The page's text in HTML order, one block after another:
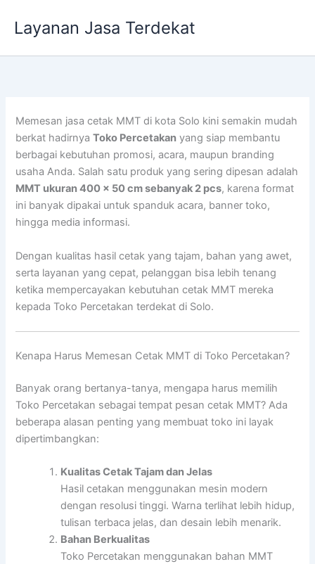
Layanan Jasa Terdekat
Memesan jasa cetak MMT di kota Solo kini semakin mudah
berkat hadirnyaToko Percetakan yang siap membantu
berbagai kebutuhan promosi, acara, maupun branding
usaha Anda. Salah satu produk yang sering dipesan adalah
MMT ukuran 400 x 50 cm sebanyak 2 pcs, karena format
ini banyak dipakai untuk spanduk acara, banner toko,
hingga media informasi.
Dengan kualitas hasil cetak yang tajam, bahan yang awet,
serta layanan yang cepat, pelanggan bisa lebih tenang
ketika mempercayakan kebutuhan cetak MMT mereka
kepada Toko Percetakan terdekat di Solo.
Kenapa Harus Memesan Cetak MMT di Toko Percetakan?
Banyak orang bertanya-tanya, mengapa harus memilih
Toko Percetakan sebagai tempat pesan cetak MMT? Ada
beberapa alasan penting yang membuat toko ini layak
dipertimbangkan:
Kualitas Cetak Tajam dan Jelas
Hasil cetakan menggunakan mesin modern
dengan resolusi tinggi. Warna terlihat lebih hidup,
tulisan terbaca jelas, dan desain lebih menarik.
Bahan Berkualitas
Toko Percetakan menggunakan bahan MMT